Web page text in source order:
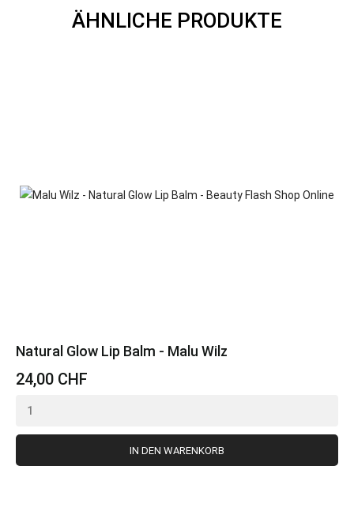
ÄHNLICHE PRODUKTE
Natural Glow Lip Balm - Malu Wilz
24,00 CHF
IN DEN WARENKORB